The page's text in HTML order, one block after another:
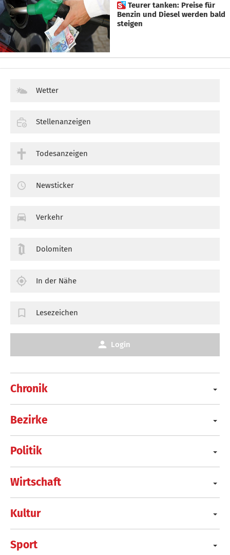
 Teurer tanken: Preise für
Benzin und Diesel werden bald
steigen
Chronik
Bezirke
Politik
Wirtschaft
Kultur
Sport
Wetter
Stellenanzeigen
Todesanzeigen
Newsticker
Verkehr
Dolomiten
In der Nähe
Lesezeichen
Login